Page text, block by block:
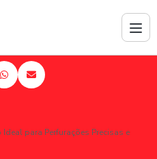
para Perfurações Precisas e